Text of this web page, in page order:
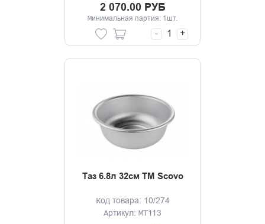
2 070.00 РУБ
Минимальная партия: 1шт.
- +
Таз 6.8л 32см ТМ Scovo
Код товара: 10/274
Артикул: МТ113